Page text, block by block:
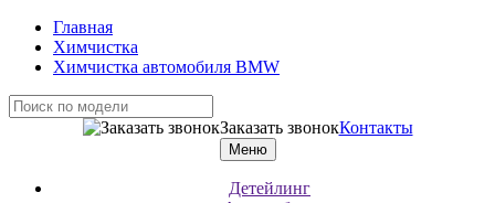
Главная
Химчистка
Химчистка автомобиля BMW
Заказать звонокКонтакты
Меню
Детейлинг